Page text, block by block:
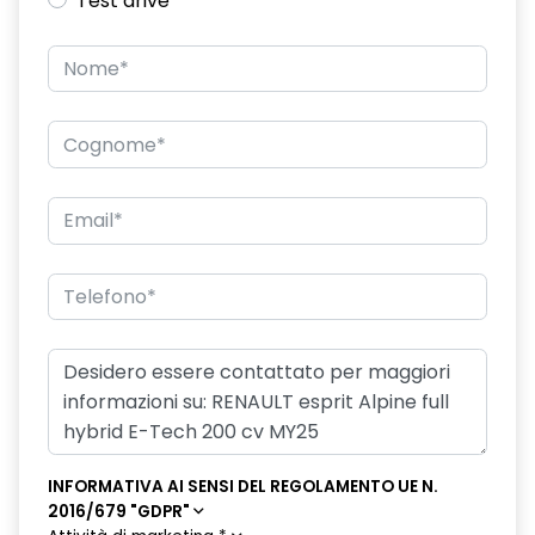
cruise control adattivo con funzione Stop & Go
design cerchi in lega da 20'' castellet
design esterno specifico esprit Alpine
disattivazione manuale airbag passeggero
distance warning avviso distanza di sicurezza
driver display L-Shape da 12,3''
e-call chiamata d'emergenza
ecomode
effetto 3D filigranato, e indicatori di direzione dinamici fari
posteriori
emergency lane keep assist assistenza d'emergenza al
INFORMATIVA AI SENSI DEL REGOLAMENTO UE N.
2016/679 "GDPR"